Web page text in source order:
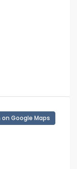
on Google Maps